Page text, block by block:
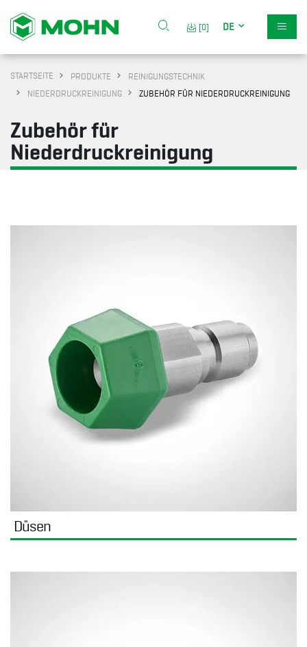
[0] DE
STARTSEITE PRODUKTE
REINIGUNGSTECHNIK
NIEDERDRUCKREINIGUNG
ZUBEHÖR FÜR NIEDERDRUCKREINIGUNG
Zubehör für
Niederdruckreinigung
Düsen